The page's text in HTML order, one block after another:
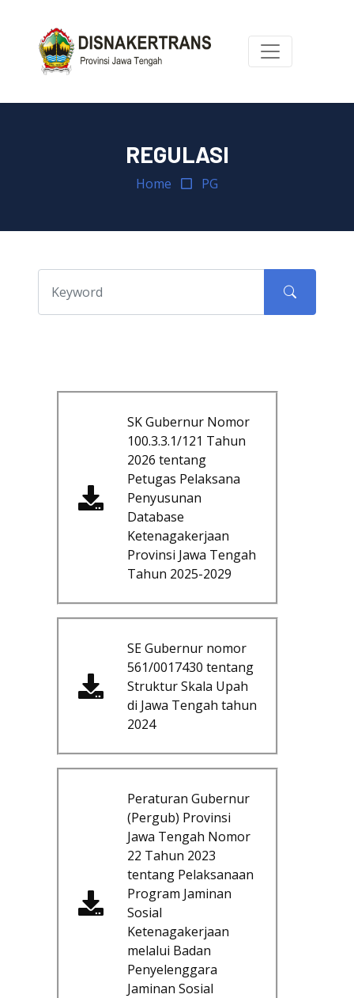
REGULASI
Home PG
SK Gubernur Nomor
100.3.3.1/121 Tahun
2026 tentang
Petugas Pelaksana
Penyusunan
Database
Ketenagakerjaan
Provinsi Jawa Tengah
Tahun 2025-2029
SE Gubernur nomor
561/0017430 tentang
Struktur Skala Upah
di Jawa Tengah tahun
2024
Peraturan Gubernur
(Pergub) Provinsi
Jawa Tengah Nomor
22 Tahun 2023
tentang Pelaksanaan
Program Jaminan
Sosial
Ketenagakerjaan
melalui Badan
Penyelenggara
Jaminan Sosial